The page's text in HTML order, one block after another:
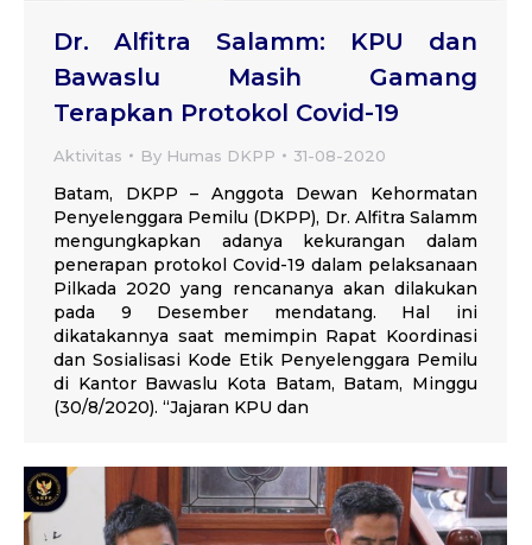
Dr. Alfitra Salamm: KPU dan
Bawaslu Masih Gamang
Terapkan Protokol Covid-19
Aktivitas By Humas DKPP 31-08-2020
Batam, DKPP – Anggota Dewan Kehormatan
Penyelenggara Pemilu (DKPP), Dr. Alfitra Salamm
mengungkapkan adanya kekurangan dalam
penerapan protokol Covid-19 dalam pelaksanaan
Pilkada 2020 yang rencananya akan dilakukan
pada 9 Desember mendatang. Hal ini
dikatakannya saat memimpin Rapat Koordinasi
dan Sosialisasi Kode Etik Penyelenggara Pemilu
di Kantor Bawaslu Kota Batam, Batam, Minggu
(30/8/2020). “Jajaran KPU dan